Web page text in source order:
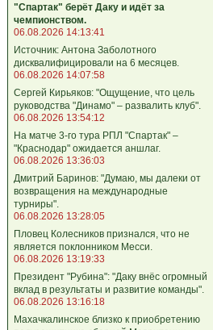
"Спартак" берёт Даку и идёт за
чемпионством.
06.08.2026 14:13:41
Источник: Антона Заболотного
дисквалифицировали на 6 месяцев.
06.08.2026 14:07:58
Сергей Кирьяков: "Ощущение, что цель
руководства "Динамо" – развалить клуб".
06.08.2026 13:54:12
На матче 3-го тура РПЛ "Спартак" –
"Краснодар" ожидается аншлаг.
06.08.2026 13:36:03
Дмитрий Баринов: "Думаю, мы далеки от
возвращения на международные
турниры".
06.08.2026 13:28:05
Пловец Колесников признался, что не
является поклонником Месси.
06.08.2026 13:19:33
Президент "Рубина": "Даку внёс огромный
вклад в результаты и развитие команды".
06.08.2026 13:16:18
Махачкалинское близко к приобретению